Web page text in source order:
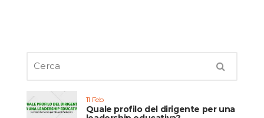
11 Feb
Quale profilo del dirigente per una